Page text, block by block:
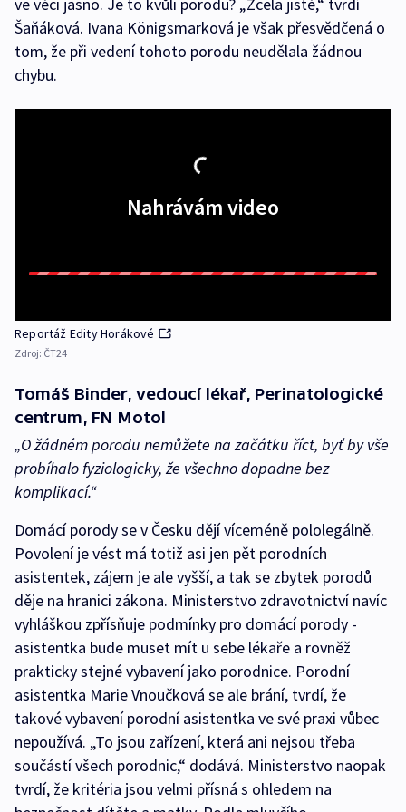
Šaňáková. Ivana Königsmarková je však přesvědčená o
tom, že při vedení tohoto porodu neudělala žádnou
chybu.
Nahrávám video
Reportáž Edity Horákové
Zdroj: ČT24
Tomáš Binder, vedoucí lékař, Perinatologické
centrum, FN Motol
„O žádném porodu nemůžete na začátku říct, byť by vše
probíhalo fyziologicky, že všechno dopadne bez
komplikací.“
Domácí porody se v Česku dějí víceméně pololegálně.
Povolení je vést má totiž asi jen pět porodních
asistentek, zájem je ale vyšší, a tak se zbytek porodů
děje na hranici zákona. Ministerstvo zdravotnictví navíc
vyhláškou zpřísňuje podmínky pro domácí porody -
asistentka bude muset mít u sebe lékaře a rovněž
prakticky stejné vybavení jako porodnice. Porodní
asistentka Marie Vnoučková se ale brání, tvrdí, že
takové vybavení porodní asistentka ve své praxi vůbec
nepoužívá. „To jsou zařízení, která ani nejsou třeba
součástí všech porodnic,“ dodává. Ministerstvo naopak
tvrdí, že kritéria jsou velmi přísná s ohledem na